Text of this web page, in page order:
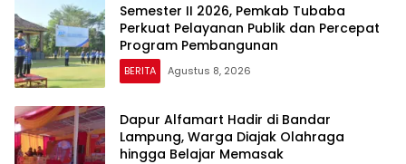
Semester II 2026, Pemkab Tubaba
Perkuat Pelayanan Publik dan Percepat
Program Pembangunan
BERITA Agustus 8, 2026
Dapur Alfamart Hadir di Bandar
Lampung, Warga Diajak Olahraga
hingga Belajar Memasak